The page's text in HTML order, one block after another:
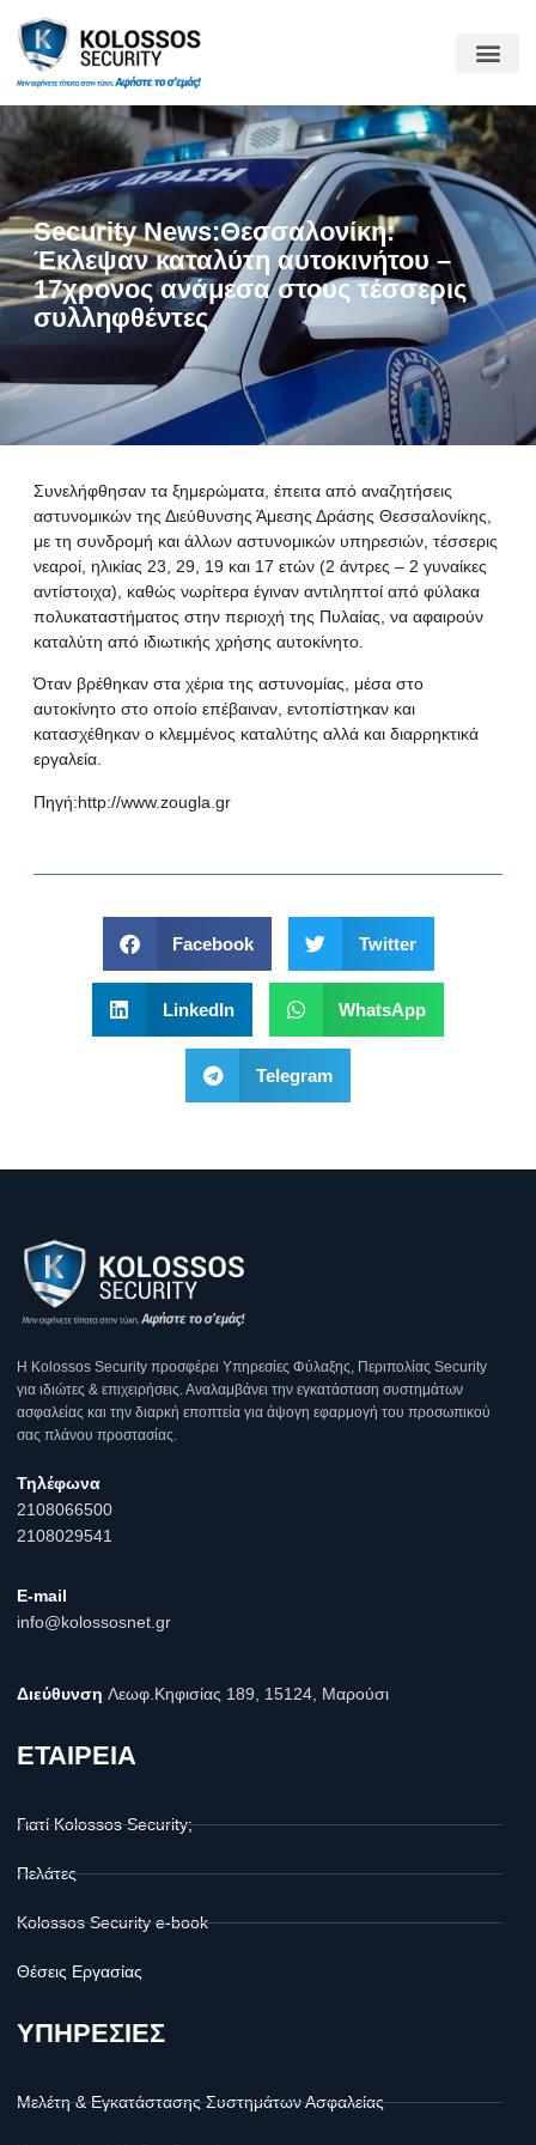
Security News:Θεσσαλονίκη:
Έκλεψαν καταλύτη αυτοκινήτου –
17χρονος ανάμεσα στους τέσσερις
συλληφθέντες
Συνελήφθησαν τα ξημερώματα, έπειτα από αναζητήσεις
αστυνομικών της Διεύθυνσης Άμεσης Δράσης Θεσσαλονίκης,
με τη συνδρομή και άλλων αστυνομικών υπηρεσιών, τέσσερις
νεαροί, ηλικίας 23, 29, 19 και 17 ετών (2 άντρες – 2 γυναίκες
αντίστοιχα), καθώς νωρίτερα έγιναν αντιληπτοί από φύλακα
πολυκαταστήματος στην περιοχή της Πυλαίας, να αφαιρούν
καταλύτη από ιδιωτικής χρήσης αυτοκίνητο.
Όταν βρέθηκαν στα χέρια της αστυνομίας, μέσα στο
αυτοκίνητο στο οποίο επέβαιναν, εντοπίστηκαν και
κατασχέθηκαν ο κλεμμένος καταλύτης αλλά και διαρρηκτικά
εργαλεία.
Πηγή:http://www.zougla.gr
Facebook Twitter
LinkedIn WhatsApp
Telegram
Η Κοlossos Security προσφέρει Υπηρεσίες Φύλαξης, Περιπολίας Security
για ιδιώτες & επιχειρήσεις. Αναλαμβάνει την εγκατάσταση συστημάτων
ασφαλείας και την διαρκή εποπτεία για άψογη εφαρμογή του προσωπικού
σας πλάνου προστασίας.
Τηλέφωνα
2108066500
2108029541
E-mail
info@kolossosnet.gr
Διεύθυνση Λεωφ.Κηφισίας 189, 15124, Μαρούσι
ΕΤΑΙΡΕΙΑ
Γιατί Kolossos Security;
Πελάτες
Kolossos Security e-book
Θέσεις Εργασίας
ΥΠΗΡΕΣΙΕΣ
Μελέτη & Εγκατάστασης Συστημάτων Ασφαλείας